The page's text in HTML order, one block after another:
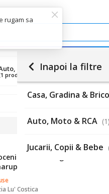
rugam sa
Inapoi la filtre
Casa, Gradina &
Auto, Moto & RCA
Jucarii, Copii & Bebe
Moto & RCA
produs)
si resturi vegetale cu
Lu' Costica